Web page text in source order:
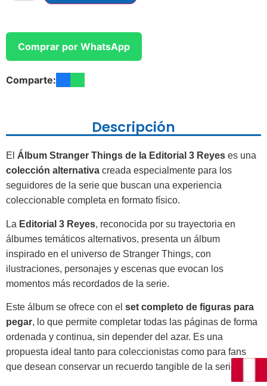
Comprar por WhatsApp
Comparte:
Descripción
El Álbum Stranger Things de la Editorial 3 Reyes es una
colección alternativa creada especialmente para los
seguidores de la serie que buscan una experiencia
coleccionable completa en formato físico.
La Editorial 3 Reyes, reconocida por su trayectoria en
álbumes temáticos alternativos, presenta un álbum
inspirado en el universo de Stranger Things, con
ilustraciones, personajes y escenas que evocan los
momentos más recordados de la serie.
Este álbum se ofrece con el set completo de figuras para
pegar, lo que permite completar todas las páginas de forma
ordenada y continua, sin depender del azar. Es una
propuesta ideal tanto para coleccionistas como para fans
que desean conservar un recuerdo tangible de la serie.